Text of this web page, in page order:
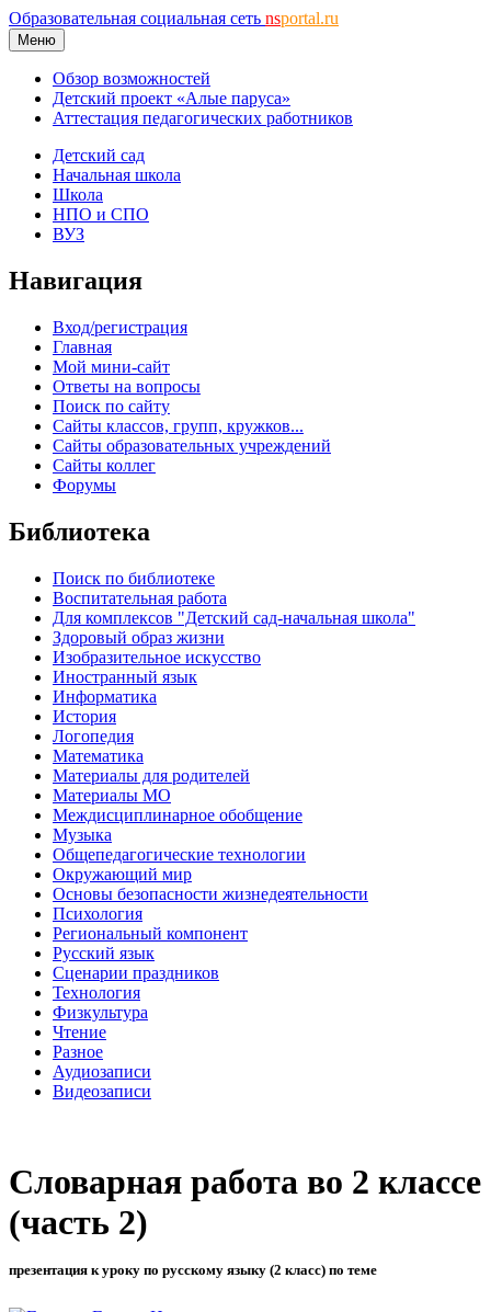
Образовательная социальная сеть nsportal.ru
Меню
Обзор возможностей
Детский проект «Алые паруса»
Аттестация педагогических работников
Детский сад
Начальная школа
Школа
НПО и СПО
ВУЗ
Навигация
Вход/регистрация
Главная
Мой мини-сайт
Ответы на вопросы
Поиск по сайту
Сайты классов, групп, кружков...
Сайты образовательных учреждений
Сайты коллег
Форумы
Библиотека
Поиск по библиотеке
Воспитательная работа
Для комплексов "Детский сад-начальная школа"
Здоровый образ жизни
Изобразительное искусство
Иностранный язык
Информатика
История
Логопедия
Математика
Материалы для родителей
Материалы МО
Междисциплинарное обобщение
Музыка
Общепедагогические технологии
Окружающий мир
Основы безопасности жизнедеятельности
Психология
Региональный компонент
Русский язык
Сценарии праздников
Технология
Физкультура
Чтение
Разное
Аудиозаписи
Видеозаписи
Словарная работа во 2 классе
(часть 2)
презентация к уроку по русскому языку (2 класс) по теме